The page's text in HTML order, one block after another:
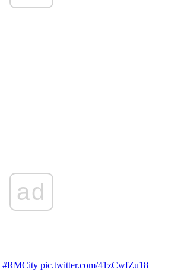
ad
#RMCity pic.twitter.com/41zCwfZu18